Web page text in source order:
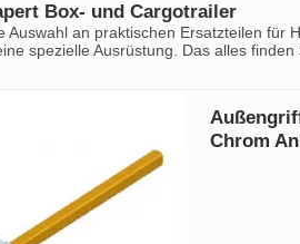
Box- und Cargotrailer
Auswahl an praktischen Ersatzteilen
spezielle Ausrüstung. Das alles finden
Chrom